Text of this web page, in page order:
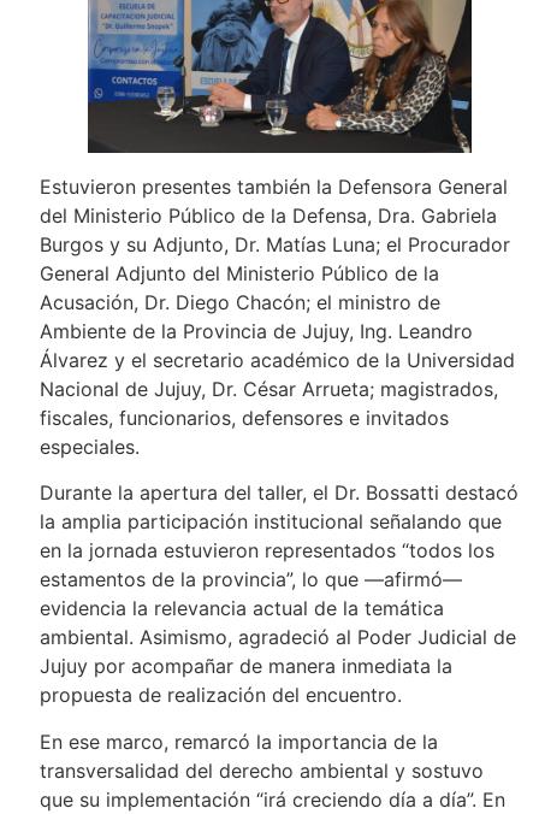
Estuvieron presentes también la Defensora General
del Ministerio Público de la Defensa, Dra. Gabriela
Burgos y su Adjunto, Dr. Matías Luna; el Procurador
General Adjunto del Ministerio Público de la
Acusación, Dr. Diego Chacón; el ministro de
Ambiente de la Provincia de Jujuy, Ing. Leandro
Álvarez y el secretario académico de la Universidad
Nacional de Jujuy, Dr. César Arrueta; magistrados,
fiscales, funcionarios, defensores e invitados
especiales.
Durante la apertura del taller, el Dr. Bossatti destacó
la amplia participación institucional señalando que
en la jornada estuvieron representados “todos los
estamentos de la provincia”, lo que —afirmó—
evidencia la relevancia actual de la temática
ambiental. Asimismo, agradeció al Poder Judicial de
Jujuy por acompañar de manera inmediata la
propuesta de realización del encuentro.
En ese marco, remarcó la importancia de la
transversalidad del derecho ambiental y sostuvo
que su implementación “irá creciendo día a día”. En